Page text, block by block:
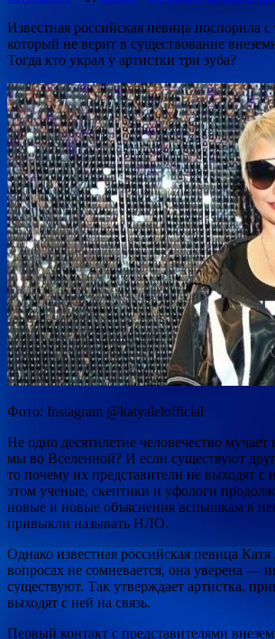
Известная российская певица поспорила
который не верит в существование
Тогда кто украл у артистки три зуба?
Фото: Instagram @katyalelofficial
Не одно десятилетие человечество
мы во Вселенной? И если существуют
то почему их представители не выходят с
этом ученые, скептики и уфологи
новые и новые объяснения вспышкам в
привыкли называть НЛО.
Однако известная российская певица
вопросах не сомневается, она уверена —
существуют. Так утверждает артистка,
выходят с ней на связь.
Первый контакт с представителями